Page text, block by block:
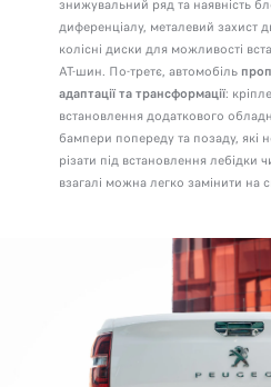
знижувальний ряд та наявність
диференціалу, металевий захист
колісні диски для можливості
АТ-шин. По-третє, автомобіль
адаптації та трансформації:
встановлення додаткового
бампери попереду та позаду,
різати під встановлення лебідки
взагалі можна легко замінити на